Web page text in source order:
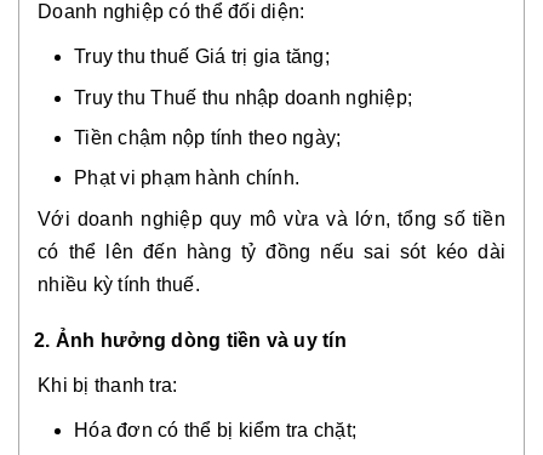
Doanh nghiệp có thể đối diện:
Truy thu thuế Giá trị gia tăng;
Truy thu Thuế thu nhập doanh nghiệp;
Tiền chậm nộp tính theo ngày;
Phạt vi phạm hành chính.
Với doanh nghiệp quy mô vừa và lớn, tổng số tiền
có thể lên đến hàng tỷ đồng nếu sai sót kéo dài
nhiều kỳ tính thuế.
2. Ảnh hưởng dòng tiền và uy tín
Khi bị thanh tra:
Hóa đơn có thể bị kiểm tra chặt;